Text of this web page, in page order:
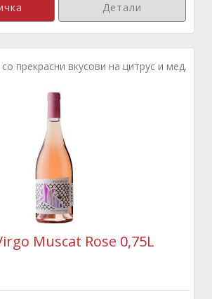
Детали
прекрасни вкусови на цитрус и мед.
Muscat Rose 0,75L